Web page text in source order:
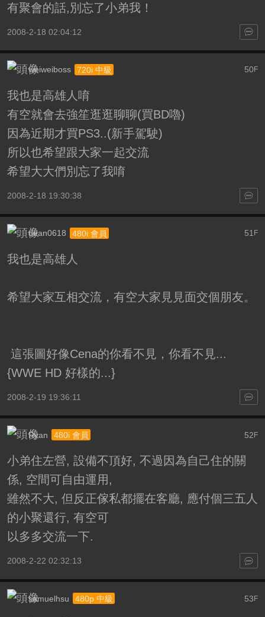
有聚會的話,別忘了小弟我！
2008-2-18 02:04:12
50F
weiweiboss 720i 中級
我也是高雄人唷
有空就會去強笙逛逛聊聊(買BD嚕)
因為近期才買PS3..(新手駕駛)
所以也希望跟大家一起交流
希望大大們別忘了我唷
2008-2-18 19:30:38
51 F
dean0618 480i 會員
我也是高雄人
希望大家互相交流，有空大家見見面交個朋友。
這張圖好像Cena的你看不見，你看不見...
{WWE HD 好樣的...}
2008-2-19 19:36:11
52F
Ryan 480i 會員
小弟住左營, 設備不頂好, 不過因為自己住的關
係, 空間可自由運用,
雖然不大, 但反正傢私都擺在客廳, 應付個三五人
的小聚還行, 有空可
以多多交流一下.
2008-2-22 02:32:13
53F
samuelhsu 480p 中級